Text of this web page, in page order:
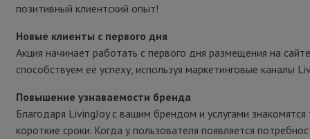
позитивный клиентский опыт!
Новые клиенты с первого дня
Акция начинает работать с первого дня размещения на
способствуем её успеху, используя маркетинговые каналы
Повышение узнаваемости бренда
Благодаря LivingJoy с вашим брендом и услугами
короткие сроки. Когда у пользователя появляется